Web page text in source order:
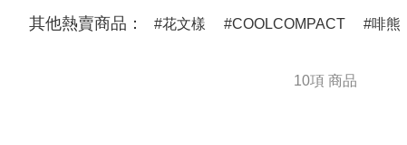
其他熱賣商品： 花文樣 COOLCOMPACT 啡熊
10項 商品